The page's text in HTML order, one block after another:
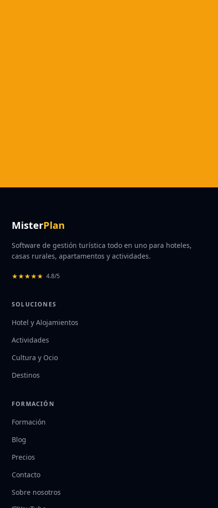
MisterPlan
Software de gestión turística todo en uno para hoteles,
casas rurales, apartamentos y actividades.
★★★★★ 4.8/5
SOLUCIONES
Hotel y Alojamientos
Actividades
Cultura y Ocio
Destinos
FORMACIÓN
Formación
Blog
Precios
Contacto
Sobre nosotros